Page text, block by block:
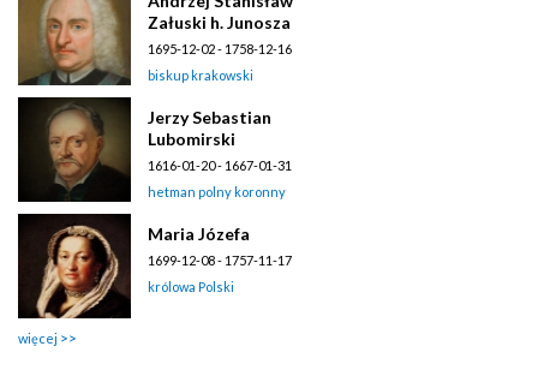
Załuski h. Junosza
1695-12-02 - 1758-12-16
biskup krakowski
Jerzy Sebastian
Lubomirski
1616-01-20 - 1667-01-31
hetman polny koronny
Maria Józefa
1699-12-08 - 1757-11-17
królowa Polski
więcej